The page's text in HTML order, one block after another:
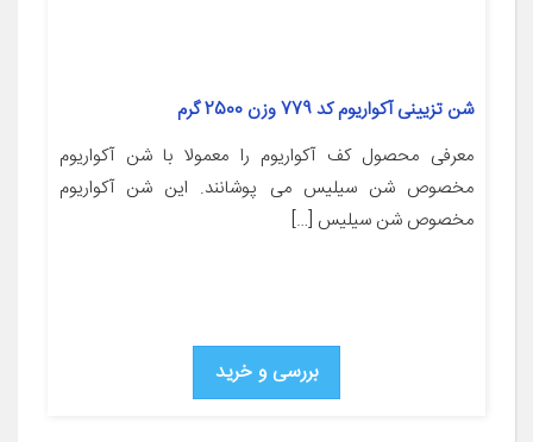
شن تزیینی آکواریوم کد 779 وزن 2500 گرم
معرفی محصول کف آکواریوم را معمولا با شن آکواریوم
مخصوص شن سیلیس می پوشانند. این شن آکواریوم
مخصوص شن سیلیس […]
بررسی و خرید